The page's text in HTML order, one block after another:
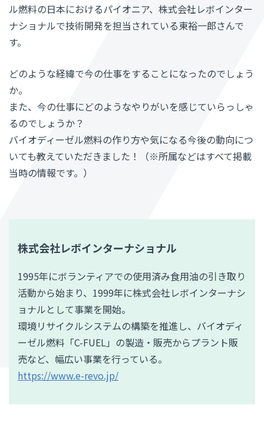
ル燃料の日本におけるパイオニア、株式会社レボインター
ナショナルで技術開発を担当されている東裕一郎さんで
す。
どのような経緯で今の仕事をすることになったのでしょう
か。
また、今の仕事にどのようなやりがいを感じていらっしゃ
るのでしょうか？
バイオディーゼル燃料の作り方や気になる今後の動向につ
いても教えていただきました！（※所属などはすべて掲載
当時の情報です。）
株式会社レボインターナショナル
1995年にボランティアでの使用済み食用油の引き取り
活動から始まり、1999年に株式会社レボインターナシ
ョナルとして事業を開始。
環境リサイクルシステムの構築を推進し、バイオディ
ーゼル燃料「C-FUEL」の製造・販売からプラント販
売など、幅広い事業を行っている。
https://www.e-revo.jp/